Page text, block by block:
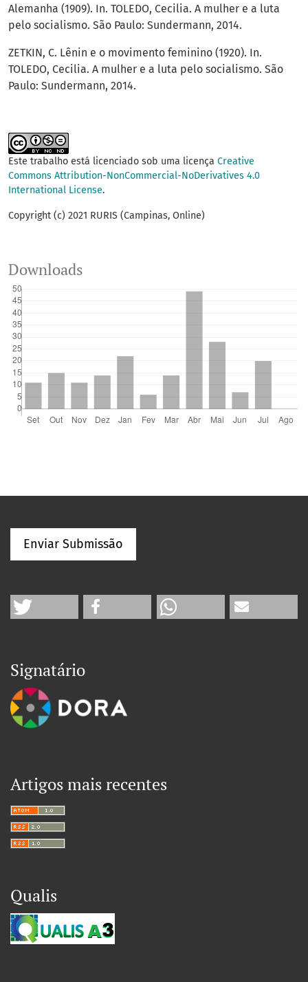
Alemanha (1909). In. TOLEDO, Cecilia. A mulher e a luta
pelo socialismo. São Paulo: Sundermann, 2014.
ZETKIN, C. Lênin e o movimento feminino (1920). In.
TOLEDO, Cecilia. A mulher e a luta pelo socialismo. São
Paulo: Sundermann, 2014.
Este trabalho está licenciado sob uma licença Creative
Commons Attribution-NonCommercial-NoDerivatives 4.0
International License.
Copyright (c) 2021 RURIS (Campinas, Online)
Downloads
Enviar Submissão
Signatário
Artigos mais recentes
Qualis